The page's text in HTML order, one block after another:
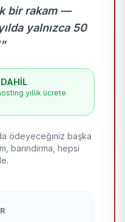
bir rakam —
yalnızca 50
yıllık ücrete
ödeyeceğiniz başka
barındırma, hepsi